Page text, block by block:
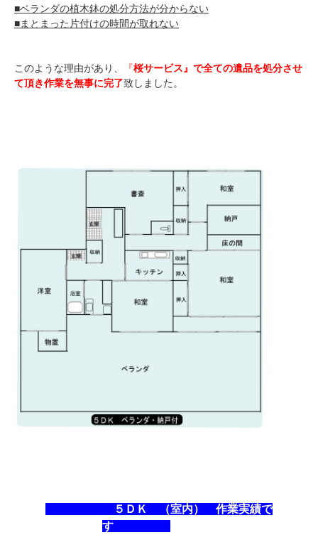
■ベランダの植木鉢の処分方法が分からない
■まとまった片付けの時間が取れない
このような理由があり、 『桜サービス』で全ての遺品を処分させ
て頂き作業を無事に完了致しました。
５ＤＫ （室内） 作業実績で
す